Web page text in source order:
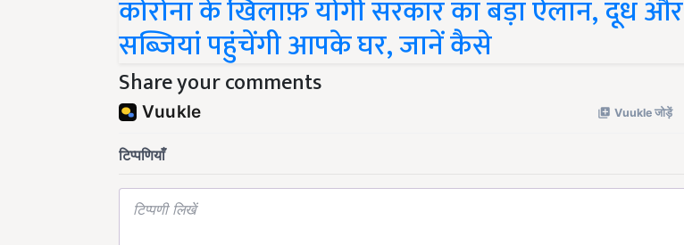
सब्जियां पहुंचेंगी आपके घर, जानें कैसे
Share your comments